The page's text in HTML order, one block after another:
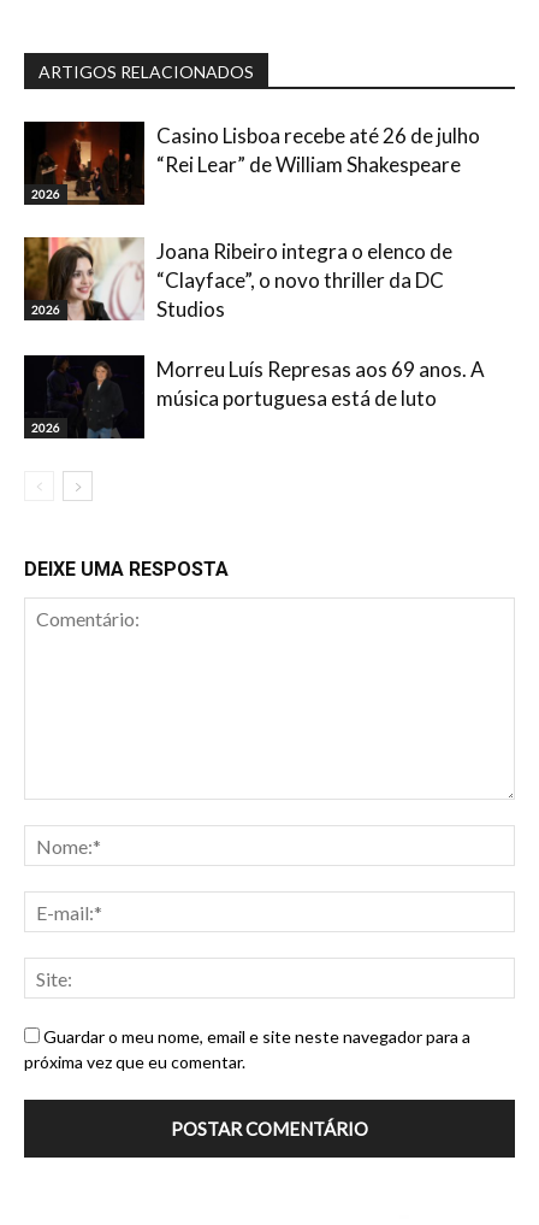
ARTIGOS RELACIONADOS
2026
Casino Lisboa recebe até 26 de julho
“Rei Lear” de William Shakespeare
2026
Joana Ribeiro integra o elenco de
“Clayface”, o novo thriller da DC
Studios
2026
Morreu Luís Represas aos 69 anos. A
música portuguesa está de luto
DEIXE UMA RESPOSTA
Guardar o meu nome, email e site neste navegador para a
próxima vez que eu comentar.